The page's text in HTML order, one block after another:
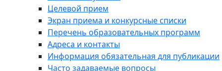
Целевой прием
Экран приема и конкурсные списки
Перечень образовательных программ
Адреса и контакты
Информация обязательная для публикации
Часто задаваемые вопросы